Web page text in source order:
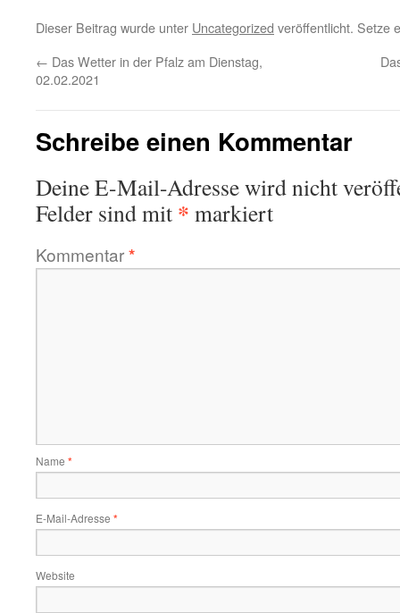
Dieser Beitrag wurde unter Uncategorized veröffentlicht. Setze
← Das Wetter in der Pfalz am Dienstag,
02.02.2021
Schreibe einen Kommentar
Deine E-Mail-Adresse wird nicht
Felder sind mit * markiert
Kommentar*
Name *
E-Mail-Adresse *
Website